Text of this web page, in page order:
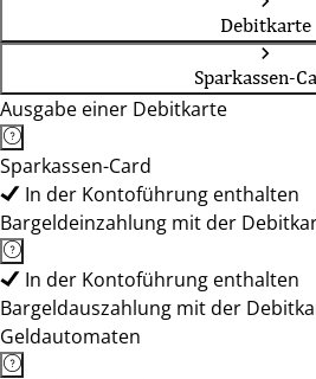
Debitkarte
Sparkassen-
Ausgabe einer Debitkarte
Sparkassen-Card
In der Kontoführung enthalten
Bargeldeinzahlung mit der
In der Kontoführung enthalten
Bargeldauszahlung mit der
Geldautomaten